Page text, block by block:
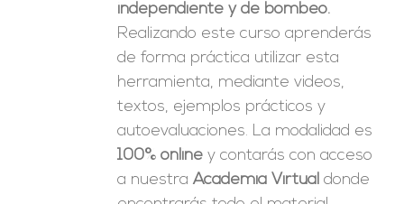
independiente y de bombeo.
Realizando este curso aprenderás
de forma práctica utilizar esta
herramienta, mediante videos,
textos, ejemplos prácticos y
autoevaluaciones. La modalidad es
100% online y contarás con acceso
a nuestraAcademia Virtual donde